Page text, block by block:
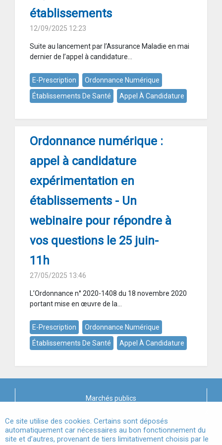
établissements
12/09/2025 12:23
Suite au lancement par l’Assurance Maladie en mai
dernier de l’appel à candidature...
E-Prescription
Ordonnance Numérique
Établissements De Santé
Appel À Candidature
Ordonnance numérique :
appel à candidature
expérimentation en
établissements - Un
webinaire pour répondre à
vos questions le 25 juin-
11h
27/05/2025 13:46
L’Ordonnance n° 2020-1408 du 18 novembre 2020
portant mise en œuvre de la...
E-Prescription
Ordonnance Numérique
Établissements De Santé
Appel À Candidature
Marchés publics
Mentions légales
Conditions Générales d'Utilisation
Ce site utilise des cookies. Certains sont déposés
automatiquement car nécessaires au bon fonctionnement du
site et d’autres, provenant de tiers limitativement choisis par le